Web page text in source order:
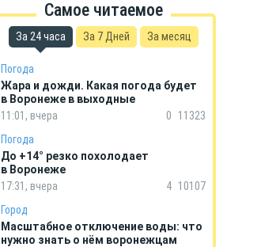
Самое читаемое
За 24 часа За 7 Дней За месяц
Погода
Жара и дожди. Какая погода будет
в Воронеже в выходные
11:01, вчера
0
11323
Погода
До +14° резко похолодает
в Воронеже
17:31, вчера
4 10107
Город
Масштабное отключение воды: что
нужно знать о нём воронежцам